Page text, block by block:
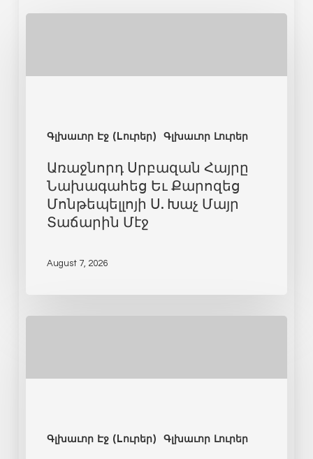
Գլխաւոր Էջ (Lուրեր) Գլխաւոր Լուրեր
Առաջնորդ Սրբազան Հայրը
Նախագահեց Եւ Քարոզեց
Մոնթեպելլոյի Ս. Խաչ Մայր
Տաճարին Մէջ
August 7, 2026
Գլխաւոր Էջ (Lուրեր) Գլխաւոր Լուրեր